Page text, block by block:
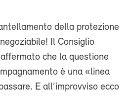
della protezione
Il Consiglio
che la questione
è una «linea
E all’improvviso ecco